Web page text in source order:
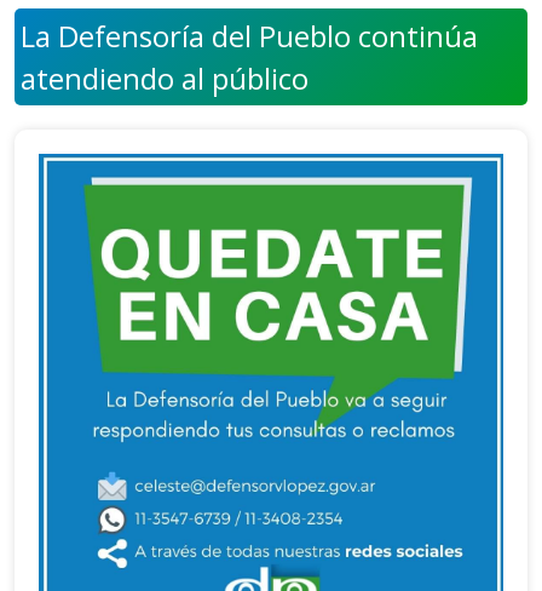
La Defensoría del Pueblo continúa
atendiendo al público